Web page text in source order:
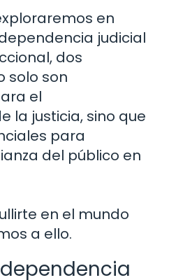
en
judicial
dos
solo son
el
la justicia, sino que
para
del público en
en el mundo
a ello.